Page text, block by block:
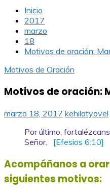
Inicio
2017
marzo
18
Motivos de oración:
Motivos de Oración
Motivos de oración:
marzo 18, 2017 kehilatyovel
Por último,
Señor. [Efesios 6:10]
Acompáñanos a
siguientes motivos: